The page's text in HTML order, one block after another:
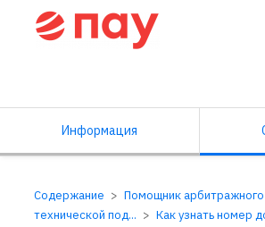
Информация
Содержание Помощник арбитражного
технической под...
Как узнать номер